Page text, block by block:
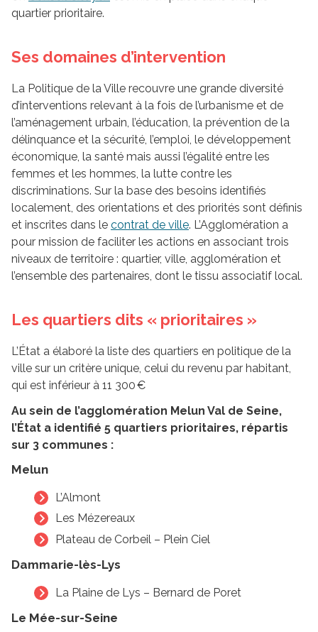
quartier prioritaire.
Ses domaines d’intervention
La Politique de la Ville recouvre une grande diversité
d’interventions relevant à la fois de l’urbanisme et de
l’aménagement urbain, l’éducation, la prévention de la
délinquance et la sécurité, l’emploi, le développement
économique, la santé mais aussi l’égalité entre les
femmes et les hommes, la lutte contre les
discriminations. Sur la base des besoins identifiés
localement, des orientations et des priorités sont définis
et inscrites dans le contrat de ville. L’Agglomération a
pour mission de faciliter les actions en associant trois
niveaux de territoire : quartier, ville, agglomération et
l’ensemble des partenaires, dont le tissu associatif local.
Les quartiers dits « prioritaires »
L’État a élaboré la liste des quartiers en politique de la
ville sur un critère unique, celui du revenu par habitant,
qui est inférieur à 11 300 €
Au sein de l’agglomération Melun Val de Seine,
l’État a identifié 5 quartiers prioritaires, répartis
sur 3 communes :
Melun
L’Almont
Les Mézereaux
Plateau de Corbeil – Plein Ciel
Dammarie-lès-Lys
La Plaine de Lys – Bernard de Poret
Le Mée-sur-Seine